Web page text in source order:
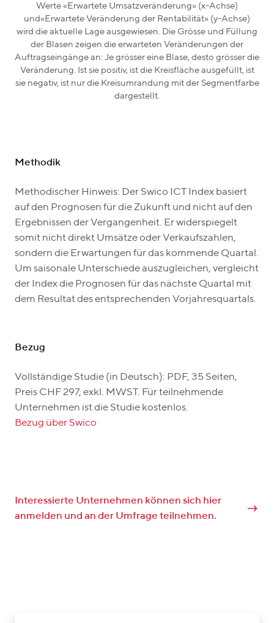
Werte «Erwartete Umsatzveränderung» (x-Achse)
und«Erwartete Veränderung der Rentabilität» (y-Achse)
wird die aktuelle Lage ausgewiesen. Die Grösse und Füllung
der Blasen zeigen die erwarteten Veränderungen der
Auftragseingänge an: Je grösser eine Blase, desto grösser die
Veränderung. Ist sie positiv, ist die Kreisfläche ausgefüllt, ist
sie negativ, ist nur die Kreisumrandung mit der Segmentfarbe
dargestellt.
Methodik
Methodischer Hinweis: Der Swico ICT Index basiert
auf den Prognosen für die Zukunft und nicht auf den
Ergebnissen der Vergangenheit. Er widerspiegelt
somit nicht direkt Umsätze oder Verkaufszahlen,
sondern die Erwartungen für das kommende Quartal.
Um saisonale Unterschiede auszugleichen, vergleicht
der Index die Prognosen für das nächste Quartal mit
dem Resultat des entsprechenden Vorjahresquartals.
Bezug
Vollständige Studie (in Deutsch): PDF, 35 Seiten,
Preis CHF 297, exkl. MWST. Für teilnehmende
Unternehmen ist die Studie kostenlos.
Bezug über Swico
Interessierte Unternehmen können sich hier
anmelden und an der Umfrage teilnehmen.